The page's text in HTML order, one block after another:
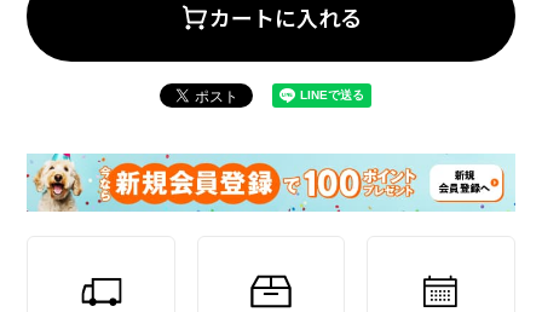
アウトレット 補助食品
カートに入れる